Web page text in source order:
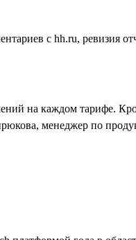
на каждом тарифе.
менеджер по